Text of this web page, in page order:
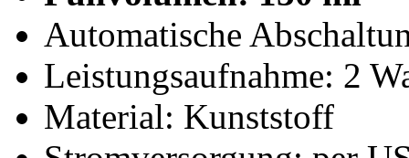
Automatische
Leistungsaufnahme: 2
Material: Kunststoff